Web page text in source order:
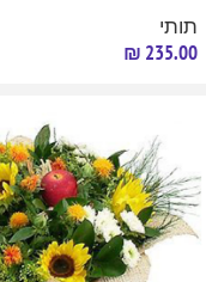
תותי
235.00 ₪